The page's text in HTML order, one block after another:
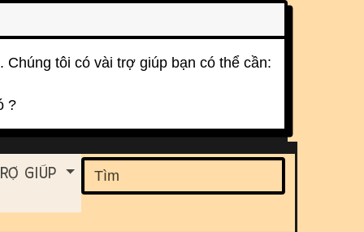
Chúng tôi có vài trợ giúp bạn có thể cần:
?
Giúp